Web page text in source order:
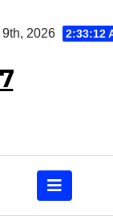
9th, 2026 2:33:13